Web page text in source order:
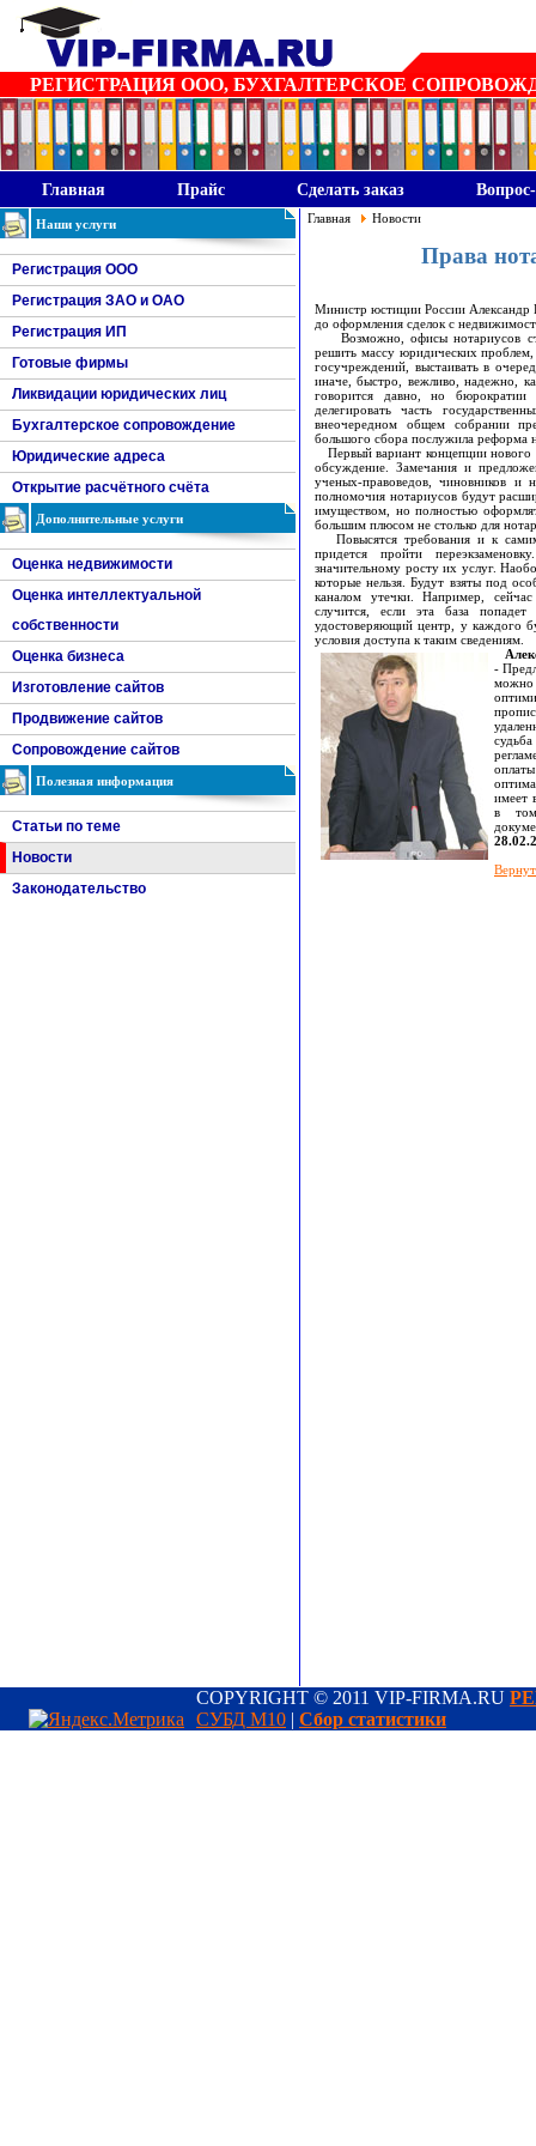
РЕГИСТРАЦИЯ ООО, БУХГАЛТЕРСКОЕ
Главная Прайс Сделать заказ
Наши услуги
Регистрация ООО
Регистрация ЗАО и ОАО
Регистрация ИП
Готовые фирмы
Ликвидации юридических лиц
Бухгалтерское сопровождение
Юридические адреса
Открытие расчётного счёта
Дополнительные услуги
Оценка недвижимости
Оценка интеллектуальной
собственности
Оценка бизнеса
Изготовление сайтов
Продвижение сайтов
Сопровождение сайтов
Полезная информация
Статьи по теме
Новости
Законодательство
Главная Новости
Права
Министр юстиции России Александр
до оформления сделок с
Возможно, офисы нотариусов
решить массу юридических
госучреждений, выстаивать в
иначе, быстро, вежливо, надежно,
говорится давно, но
делегировать часть
внеочередном общем собрании
большого сбора послужила реформа
Первый вариант концепции нового
обсуждение. Замечания и
ученых-правоведов, чиновников и
полномочия нотариусов будут
имуществом, но полностью
большим плюсом не столько для
Повысятся требования и к
придется пройти
значительному росту их услуг.
которые нельзя. Будут взяты под
каналом утечки. Например,
случится, если эта база
удостоверяющий центр, у каждого
условия доступа к таким сведениям.
-
можно
имеет
в том
COPYRIGHT © 2011 VIP-FIRMA.RU
СУБД М10 | Сбор статистики